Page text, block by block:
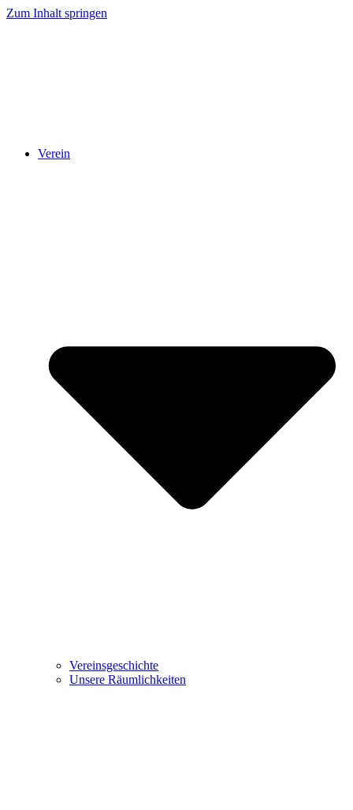
Zum Inhalt springen
Verein
Vereinsgeschichte
Unsere Räumlichkeiten